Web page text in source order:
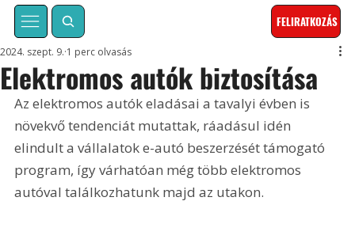
FELIRATKOZÁS
Elektromos autók biztosítása
2024. szept. 9. 1 perc olvasás
Az elektromos autók eladásai a tavalyi évben is
növekvő tendenciát mutattak, ráadásul idén
elindult a vállalatok e-autó beszerzését támogató
program, így várhatóan még több elektromos
autóval találkozhatunk majd az utakon.